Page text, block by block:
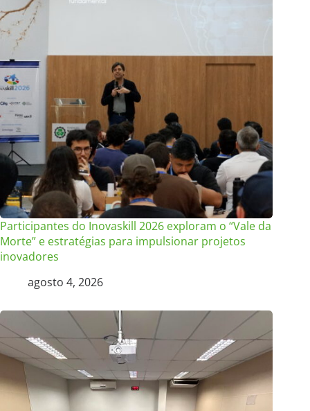
Participantes do Inovaskill 2026 exploram o “Vale da
Morte” e estratégias para impulsionar projetos
inovadores
agosto 4, 2026